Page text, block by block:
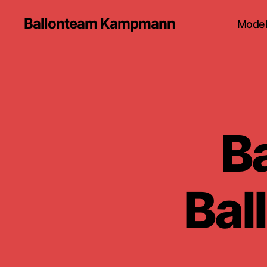
Ballonteam Kampmann